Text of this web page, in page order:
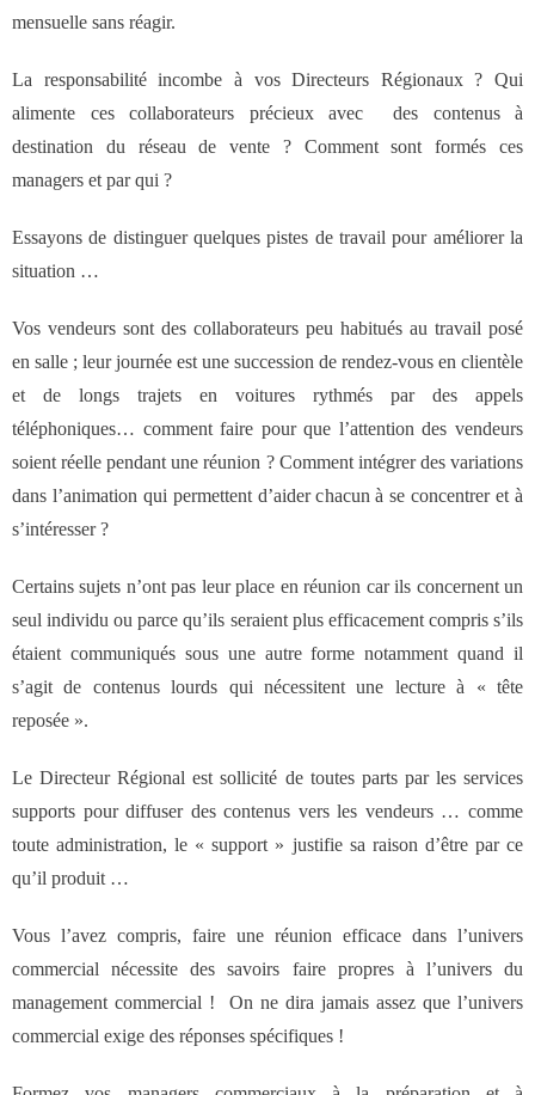
mensuelle sans réagir.
La responsabilité incombe à vos Directeurs Régionaux ? Qui
alimente ces collaborateurs précieux avec des contenus à
destination du réseau de vente ? Comment sont formés ces
managers et par qui ?
Essayons de distinguer quelques pistes de travail pour améliorer la
situation …
Vos vendeurs sont des collaborateurs peu habitués au travail posé
en salle ; leur journée est une succession de rendez-vous en clientèle
et de longs trajets en voitures rythmés par des appels
téléphoniques… comment faire pour que l’attention des vendeurs
soient réelle pendant une réunion ? Comment intégrer des variations
dans l’animation qui permettent d’aider chacun à se concentrer et à
s’intéresser ?
Certains sujets n’ont pas leur place en réunion car ils concernent un
seul individu ou parce qu’ils seraient plus efficacement compris s’ils
étaient communiqués sous une autre forme notamment quand il
s’agit de contenus lourds qui nécessitent une lecture à « tête
reposée ».
Le Directeur Régional est sollicité de toutes parts par les services
supports pour diffuser des contenus vers les vendeurs … comme
toute administration, le « support » justifie sa raison d’être par ce
qu’il produit …
Vous l’avez compris, faire une réunion efficace dans l’univers
commercial nécessite des savoirs faire propres à l’univers du
management commercial ! On ne dira jamais assez que l’univers
commercial exige des réponses spécifiques !